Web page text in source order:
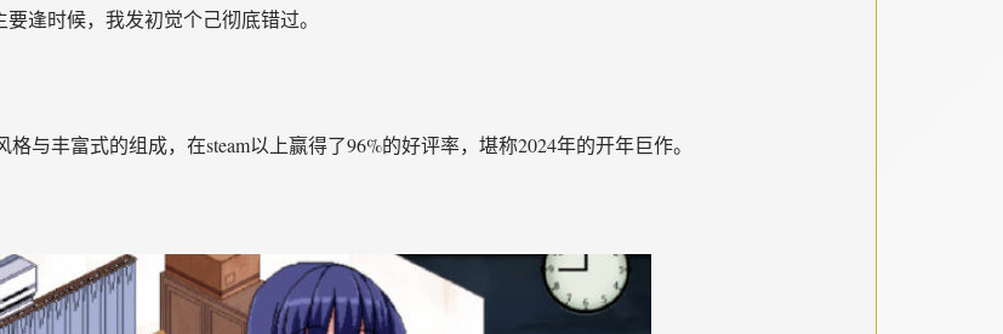
逢时候，我发初觉个己彻底错过。
与丰富式的组成，在steam以上赢得了​​96%的好评率​​，堪称2024年的开年巨作。